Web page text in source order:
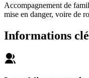
Accompagnement de
mise en danger, voire de
Informations